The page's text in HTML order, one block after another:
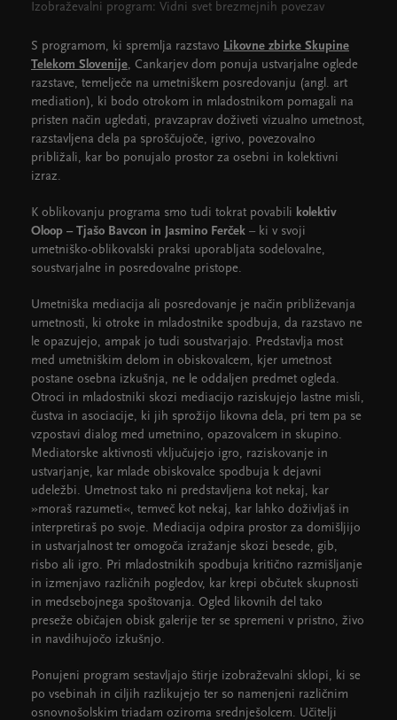
Izobraževalni program: Vidni svet brezmejnih povezav
S programom, ki spremlja razstavo Likovne zbirke Skupine
Telekom Slovenije, Cankarjev dom ponuja ustvarjalne oglede
razstave, temelječe na umetniškem posredovanju (angl. art
mediation), ki bodo otrokom in mladostnikom pomagali na
pristen način ugledati, pravzaprav doživeti vizualno umetnost,
razstavljena dela pa sproščujoče, igrivo, povezovalno
približali, kar bo ponujalo prostor za osebni in kolektivni
izraz.
K oblikovanju programa smo tudi tokrat povabili kolektiv
Oloop – Tjašo Bavcon in Jasmino Ferček – ki v svoji
umetniško-oblikovalski praksi uporabljata sodelovalne,
soustvarjalne in posredovalne pristope.
Umetniška mediacija ali posredovanje je način približevanja
umetnosti, ki otroke in mladostnike spodbuja, da razstavo ne
le opazujejo, ampak jo tudi soustvarjajo. Predstavlja most
med umetniškim delom in obiskovalcem, kjer umetnost
postane osebna izkušnja, ne le oddaljen predmet ogleda.
Otroci in mladostniki skozi mediacijo raziskujejo lastne misli,
čustva in asociacije, ki jih sprožijo likovna dela, pri tem pa se
vzpostavi dialog med umetnino, opazovalcem in skupino.
Mediatorske aktivnosti vključujejo igro, raziskovanje in
ustvarjanje, kar mlade obiskovalce spodbuja k dejavni
udeležbi. Umetnost tako ni predstavljena kot nekaj, kar
»moraš razumeti«, temveč kot nekaj, kar lahko doživljaš in
interpretiraš po svoje. Mediacija odpira prostor za domišljijo
in ustvarjalnost ter omogoča izražanje skozi besede, gib,
risbo ali igro. Pri mladostnikih spodbuja kritično razmišljanje
in izmenjavo različnih pogledov, kar krepi občutek skupnosti
in medsebojnega spoštovanja. Ogled likovnih del tako
preseže običajen obisk galerije ter se spremeni v pristno, živo
in navdihujočo izkušnjo.
Ponujeni program sestavljajo štirje izobraževalni sklopi, ki se
po vsebinah in ciljih razlikujejo ter so namenjeni različnim
osnovnošolskim triadam oziroma srednješolcem. Učitelji